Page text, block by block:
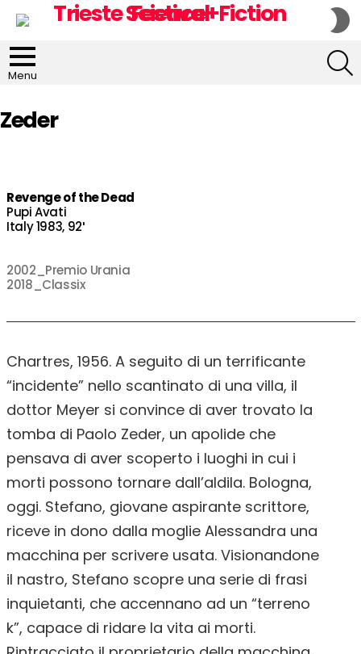
Menu
Zeder
Revenge of the Dead
Pupi Avati
Italy 1983, 92′
2002_Premio Urania
2018_Classix
Chartres, 1956. A seguito di un terrificante
“incidente” nello scantinato di una villa, il
dottor Meyer si convince di aver trovato la
tomba di Paolo Zeder, un apolide che
pensava di aver scoperto i luoghi in cui i
morti possono tornare dall’aldila. Bologna,
oggi. Stefano, giovane aspirante scrittore,
riceve in dono dalla moglie Alessandra una
macchina per scrivere usata. Visionandone
il nastro, Stefano scopre una serie di frasi
inquietanti, che accennano ad un “terreno
k”, capace di ridare la vita ai morti.